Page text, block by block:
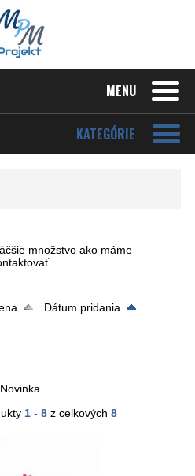
MENU
KATEGÓRIE
množstvo ako máme
Dátum pridania
Novinka
1 - 8 z celkových 8